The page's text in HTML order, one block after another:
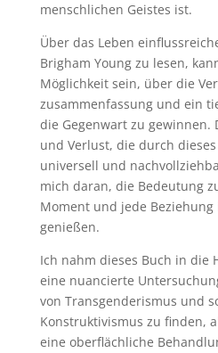
menschlichen Geistes ist.
Über das Leben
Brigham Young zu lesen,
Möglichkeit sein, über die
zusammenfassung und ein
die Gegenwart zu gewinnen.
und Verlust, die durch
universell und
mich daran, die Bedeutung
Moment und jede
genießen.
Ich nahm dieses Buch in die
eine nuancierte
von Transgenderismus und
Konstruktivismus zu finden,
eine oberflächliche